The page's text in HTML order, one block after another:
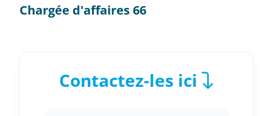
Chargée d'affaires 66
Contactez-les ici